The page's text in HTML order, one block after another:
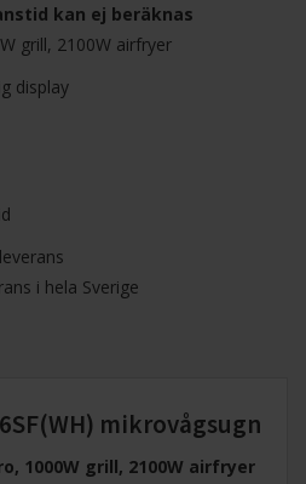
kan ej beräknas
grill, 2100W airfryer
display
i hela Sverige
mikrovågsugn
1000W grill, 2100W airfryer